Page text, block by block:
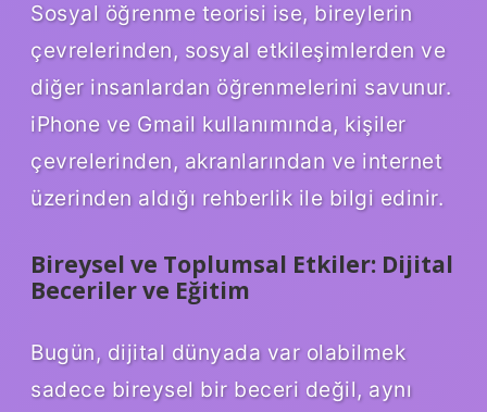
Sosyal öğrenme teorisi ise, bireylerin
çevrelerinden, sosyal etkileşimlerden ve
diğer insanlardan öğrenmelerini savunur.
iPhone ve Gmail kullanımında, kişiler
çevrelerinden, akranlarından ve internet
üzerinden aldığı rehberlik ile bilgi edinir.
Bireysel ve Toplumsal Etkiler: Dijital
Beceriler ve Eğitim
Bugün, dijital dünyada var olabilmek
sadece bireysel bir beceri değil, aynı